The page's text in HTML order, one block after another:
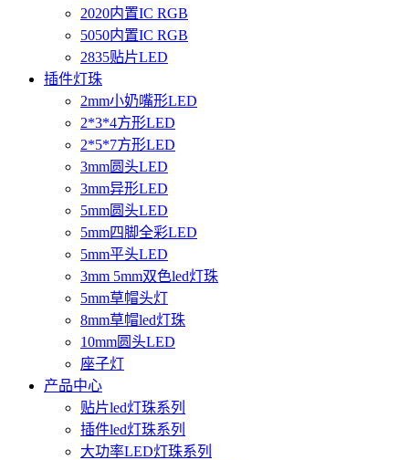
2020内置IC RGB
5050内置IC RGB
2835贴片LED
插件灯珠
2mm小奶嘴形LED
2*3*4方形LED
2*5*7方形LED
3mm圆头LED
3mm异形LED
5mm圆头LED
5mm四脚全彩LED
5mm平头LED
3mm 5mm双色led灯珠
5mm草帽头灯
8mm草帽led灯珠
10mm圆头LED
座子灯
产品中心
贴片led灯珠系列
插件led灯珠系列
大功率LED灯珠系列